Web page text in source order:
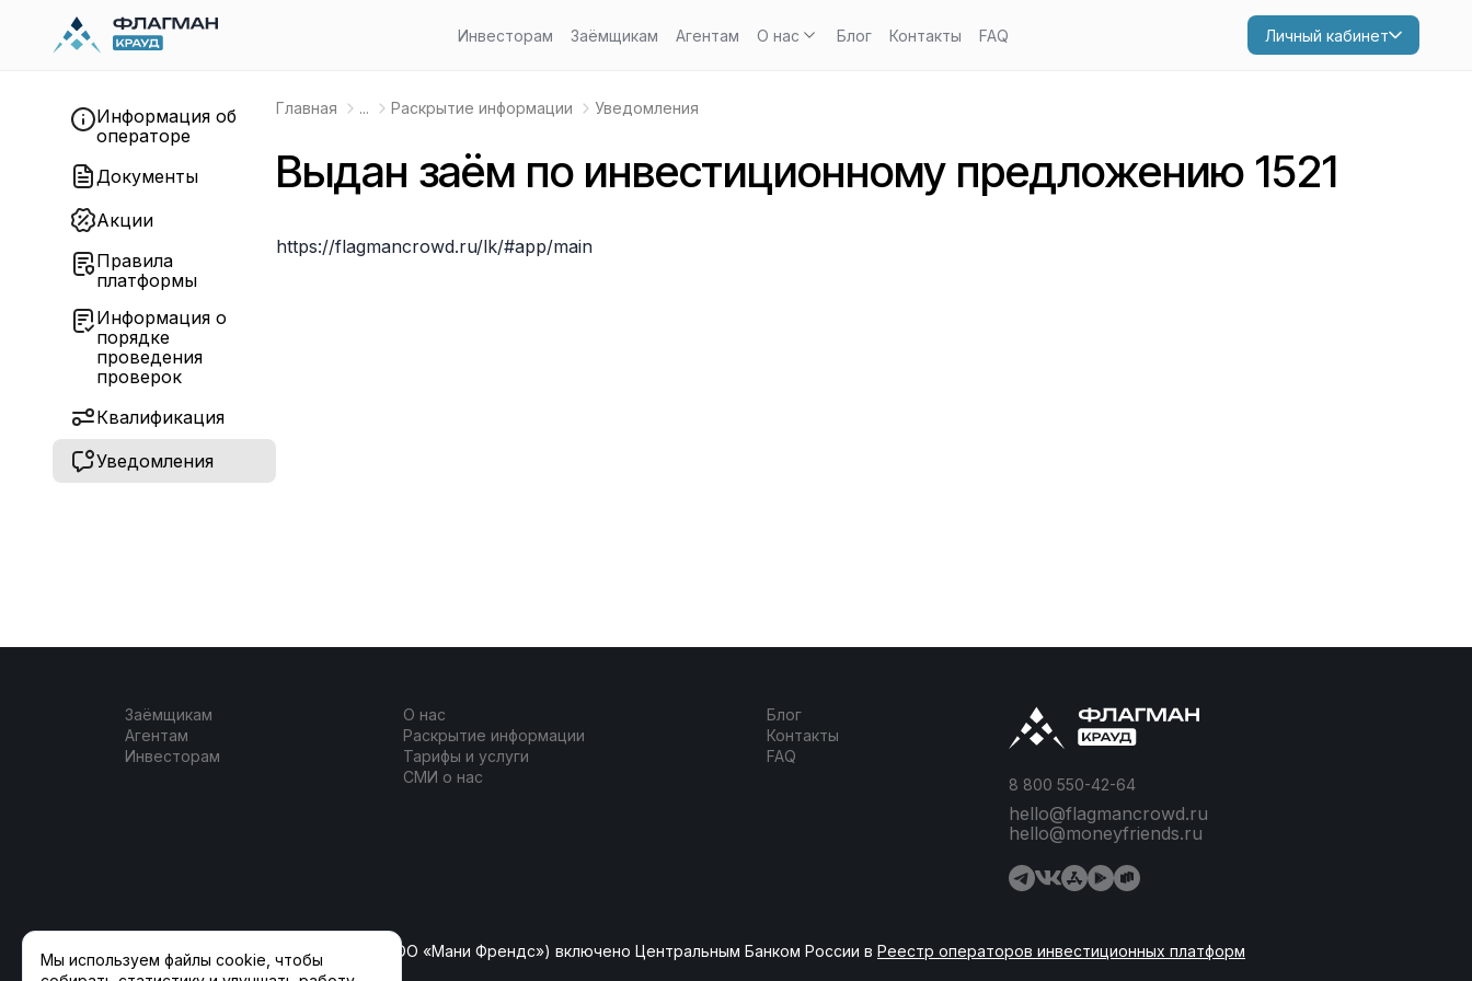
Инвесторам Заёмщикам Агентам О нас Блог Контакты FAQ Личный кабинет
Мы используем файлы cookie, чтобы
Информация об
операторе
Документы
Акции
Правила
платформы
Информация о
порядке
проведения
проверок
Квалификация
Уведомления
Главная ... Раскрытие информации Уведомления
Выдан заём по инвестиционному предложению 1521
https://flagmancrowd.ru/lk/#app/main
Заёмщикам
Агентам
Инвесторам
О нас
Раскрытие информации
Тарифы и услуги
СМИ о нас
Блог
Контакты
FAQ
8 800 550-42-64
hello@flagmancrowd.ru
hello@moneyfriends.ru
ООО «ФлагманКрауд» (ранее ООО «Мани Френдс») включено Центральным Банком России в Реестр операторов инвестиционных платформ